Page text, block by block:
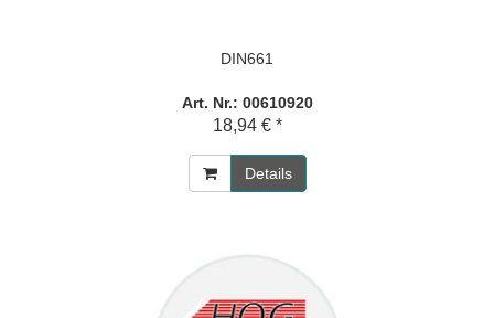
DIN661
Art. Nr.: 00610920
18,94 € *
Details